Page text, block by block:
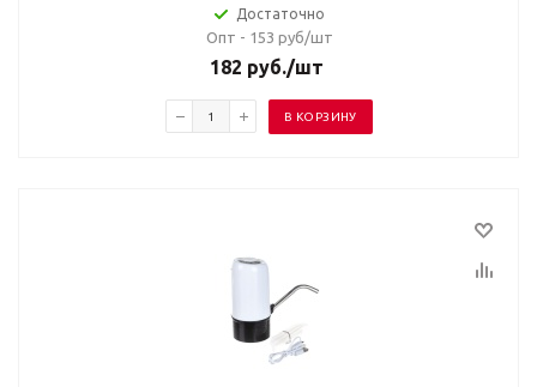
Достаточно
Опт - 153 руб/шт
182 руб./шт
В КОРЗИНУ